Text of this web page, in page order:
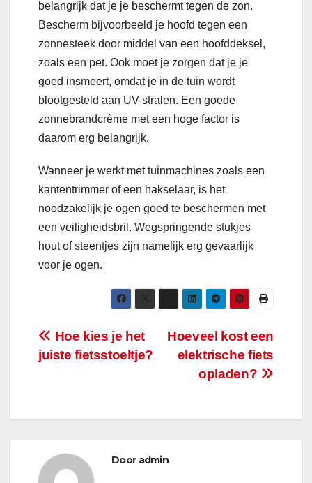
belangrijk dat je je beschermt tegen de zon.
Bescherm bijvoorbeeld je hoofd tegen een
zonnesteek door middel van een hoofddeksel,
zoals een pet. Ook moet je zorgen dat je je
goed insmeert, omdat je in de tuin wordt
blootgesteld aan UV-stralen. Een goede
zonnebrandcrème met een hoge factor is
daarom erg belangrijk.
Wanneer je werkt met tuinmachines zoals een
kantentrimmer of een hakselaar, is het
noodzakelijk je ogen goed te beschermen met
een veiligheidsbril. Wegspringende stukjes
hout of steentjes zijn namelijk erg gevaarlijk
voor je ogen.
Bericht
navigatie
Hoeveel kost een
elektrische fiets
opladen?
Hoe kies je het
juiste fietsstoeltje?
Door admin